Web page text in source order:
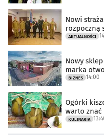
Nowi
rozpoczną
AKTUALNOŚCI
Nowy
marka
BIZNES 14:00
Ogórki
warto znać
KULINARIA